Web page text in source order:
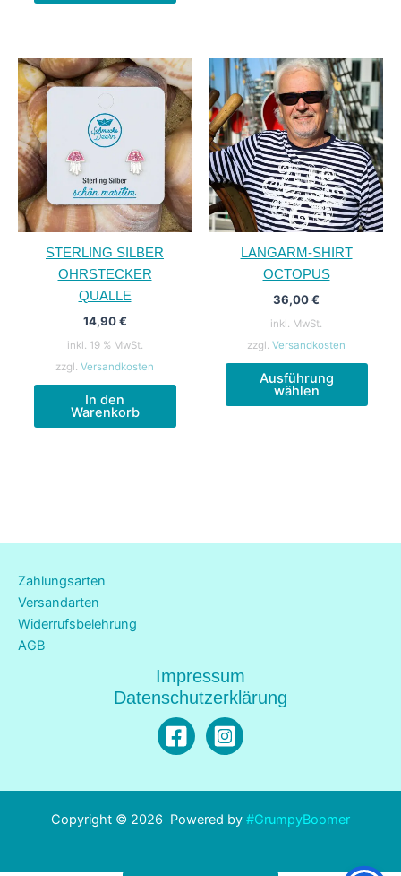
STERLING SILBER
OHRSTECKER
QUALLE
14,90€
inkl. 19 % MwSt.
zzgl. Versandkosten
In den
Warenkorb
LANGARM-SHIRT
OCTOPUS
36,00€
inkl. MwSt.
zzgl. Versandkosten
Ausführung
wählen
weist
Zahlungsarten
Versandarten
Widerrufsbelehrung
AGB
Impressum
Datenschutzerklärung
Copyright © 2026 Powered by #GrumpyBoomer